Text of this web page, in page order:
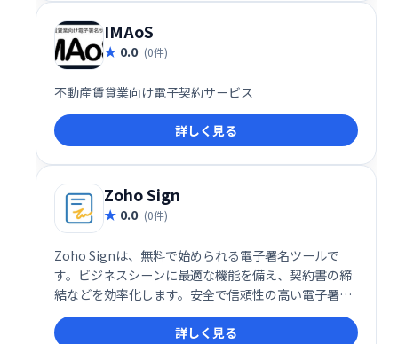
IMAoS
0.0 (0件)
不動産賃貸業向け電子契約サービス
詳しく見る
Zoho Sign
0.0 (0件)
Zoho Signは、無料で始められる電子署名ツールで
す。ビジネスシーンに最適な機能を備え、契約書の締
結などを効率化します。安全で信頼性の高い電子署名
を実現し、ペーパーレス化によるコスト削減にも貢献
します。今すぐ無料でお試しください。
詳しく見る